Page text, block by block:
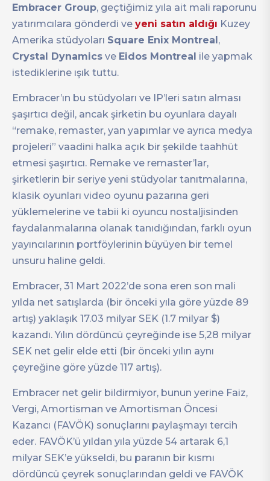
Embracer Group, geçtiğimiz yıla ait mali raporunu
yatırımcılara gönderdi ve yeni satın aldığı Kuzey
Amerika stüdyoları Square Enix Montreal ,
Crystal Dynamics ve Eidos Montreal ile yapmak
istediklerine ışık tuttu.
Embracer’ın bu stüdyoları ve IP’leri satın alması
şaşırtıcı değil, ancak şirketin bu oyunlara dayalı
“remake, remaster, yan yapımlar ve ayrıca medya
projeleri” vaadini halka açık bir şekilde taahhüt
etmesi şaşırtıcı. Remake ve remaster’lar,
şirketlerin bir seriye yeni stüdyolar tanıtmalarına,
klasik oyunları video oyunu pazarına geri
yüklemelerine ve tabii ki oyuncu nostaljisinden
faydalanmalarına olanak tanıdığından, farklı oyun
yayıncılarının portföylerinin büyüyen bir temel
unsuru haline geldi.
Embracer, 31 Mart 2022’de sona eren son mali
yılda net satışlarda (bir önceki yıla göre yüzde 89
artış) yaklaşık 17.03 milyar SEK (1.7 milyar $)
kazandı. Yılın dördüncü çeyreğinde ise 5,28 milyar
SEK net gelir elde etti (bir önceki yılın aynı
çeyreğine göre yüzde 117 artış).
Embracer net gelir bildirmiyor, bunun yerine Faiz,
Vergi, Amortisman ve Amortisman Öncesi
Kazancı (FAVÖK) sonuçlarını paylaşmayı tercih
eder. FAVÖK’ü yıldan yıla yüzde 54 artarak 6,1
milyar SEK’e yükseldi, bu paranın bir kısmı
dördüncü çeyrek sonuçlarından geldi ve FAVÖK